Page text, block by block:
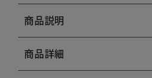
商品説明
商品詳細